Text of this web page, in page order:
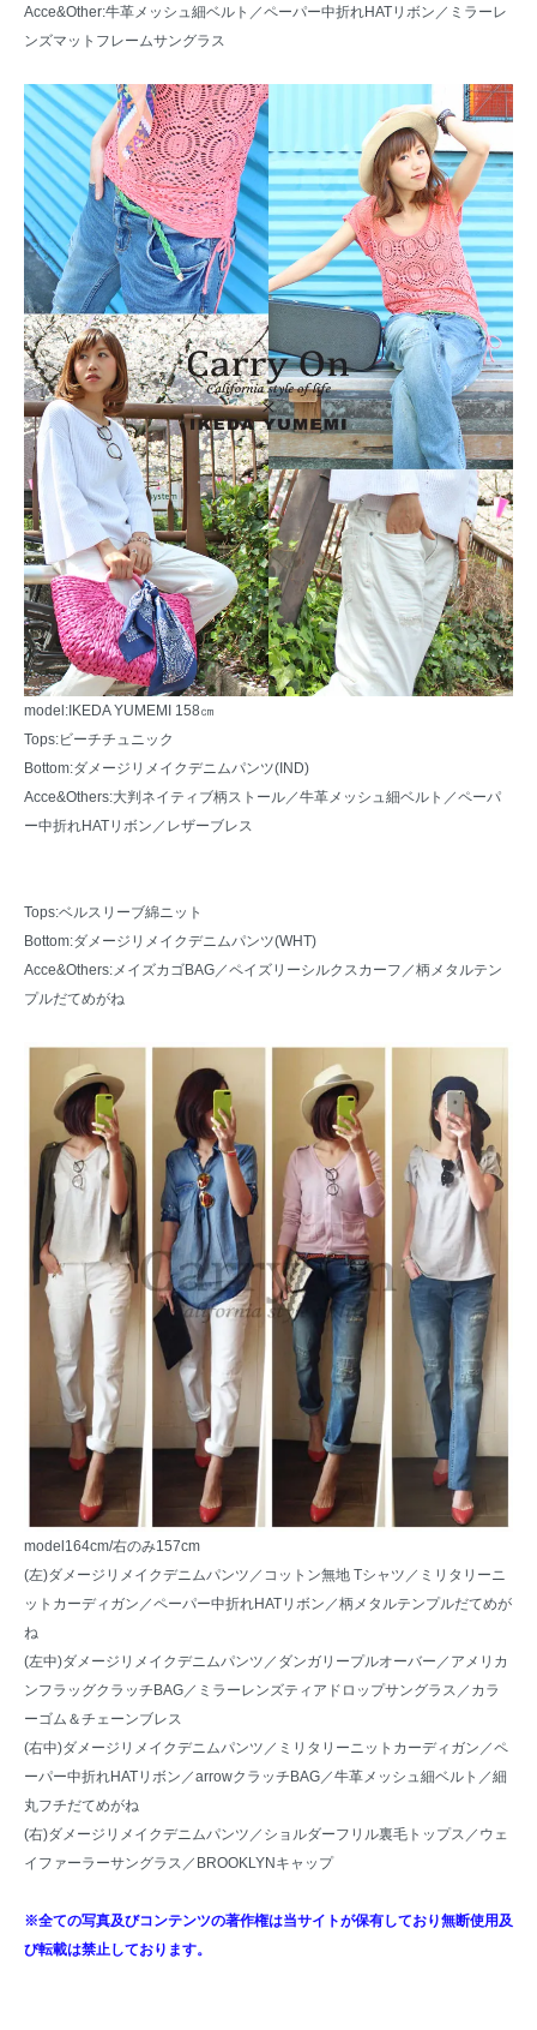
Acce&Other:牛革メッシュ細ベルト ／ペーパー中折れHATリボン ／ ミラーレ
ンズマットフレームサングラス
model:IKEDA YUMEMI 158㎝
Tops:ビーチチュニック
Bottom:ダメージリメイクデニムパンツ(IND)
Acce&Others:大判ネイティブ柄ストール／牛革メッシュ細ベルト ／ペーパ
ー中折れHATリボン ／ レザーブレス
Tops:ベルスリーブ綿ニット
Bottom:ダメージリメイクデニムパンツ(WHT)
Acce&Others:メイズカゴBAG／ペイズリーシルクスカーフ ／柄メタルテン
プルだてめがね
model164cm/右のみ157cm
(左)ダメージリメイクデニムパンツ／ コットン無地 Tシャツ ／ ミリタリーニ
ットカーディガン ／ペーパー中折れHATリボン ／柄メタルテンプルだてめが
ね
(左中)ダメージリメイクデニムパンツ／ ダンガリープルオーバー ／ アメリカ
ンフラッグクラッチBAG／ ミラーレンズティアドロップサングラス ／ カラ
ーゴム＆チェーンブレス
(右中)ダメージリメイクデニムパンツ／ ミリタリーニットカーディガン ／ペ
ーパー中折れHATリボン ／arrowクラッチBAG／牛革メッシュ細ベルト ／細
丸フチだてめがね
(右)ダメージリメイクデニムパンツ／ ショルダーフリル裏毛トップス ／ ウェ
イファーラーサングラス ／ BROOKLYNキャップ
※全ての写真及びコンテンツの著作権は当サイトが保有しており無断使用及
び転載は禁止しております。